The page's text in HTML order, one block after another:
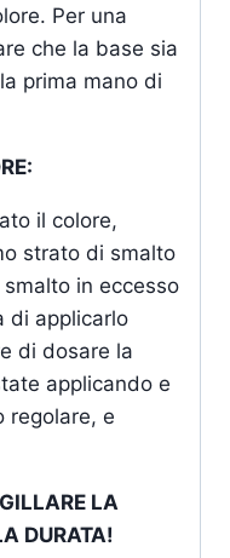
Per una
che la base sia
prima mano di
il colore,
strato di smalto
in eccesso
di applicarlo
di dosare la
applicando e
regolare, e
LA
DURATA!